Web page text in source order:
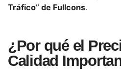
Tráfico” de Fullcons.
¿Por qué el
Calidad